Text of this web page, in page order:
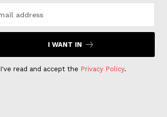
I WANT IN
I've read and accept the Privacy Policy.